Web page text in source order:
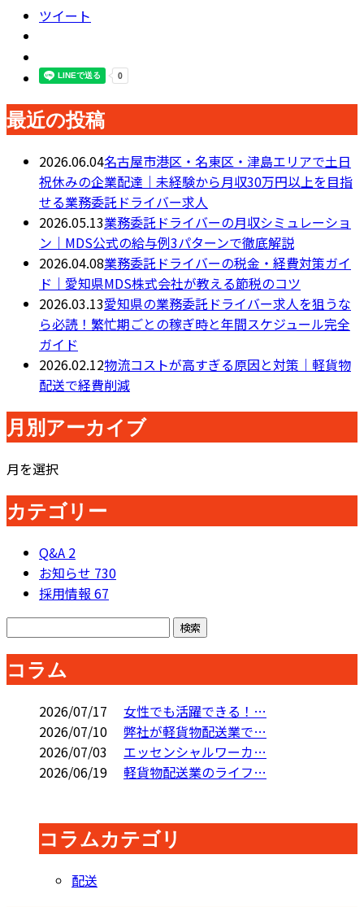
ツイート
最近の投稿
2026.06.04名古屋市港区・名東区・津島エリアで土日
祝休みの企業配達｜未経験から月収30万円以上を目指
せる業務委託ドライバー求人
2026.05.13業務委託ドライバーの月収シミュレーショ
ン｜MDS公式の給与例3パターンで徹底解説
2026.04.08業務委託ドライバーの税金・経費対策ガイ
ド｜愛知県MDS株式会社が教える節税のコツ
2026.03.13愛知県の業務委託ドライバー求人を狙うな
ら必読！繁忙期ごとの稼ぎ時と年間スケジュール完全
ガイド
2026.02.12物流コストが高すぎる原因と対策｜軽貨物
配送で経費削減
月別アーカイブ
月を選択
カテゴリー
Q&A 2
お知らせ 730
採用情報 67
コラム
2026/07/17
女性でも活躍できる！…
2026/07/10
弊社が軽貨物配送業で…
2026/07/03
エッセンシャルワーカ…
2026/06/19
軽貨物配送業のライフ…
コラムカテゴリ
配送